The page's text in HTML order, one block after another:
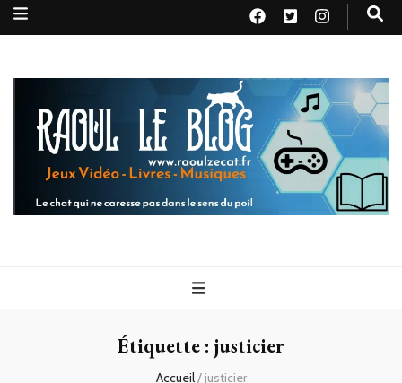
Raoul le
blog
Étiquette : justicier
Accueil/ justicier